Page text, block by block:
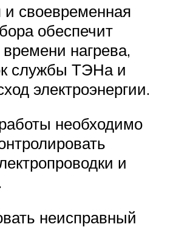
своевременная
обеспечит
нагрева,
службы ТЭНа и
электроэнергии.
необходимо
и
неисправный